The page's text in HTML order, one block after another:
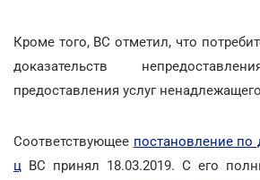
Кроме того, ВС отметил, что
доказательств
предоставления услуг
Соответствующее постановление
ц ВС принял 18.03.2019. С его